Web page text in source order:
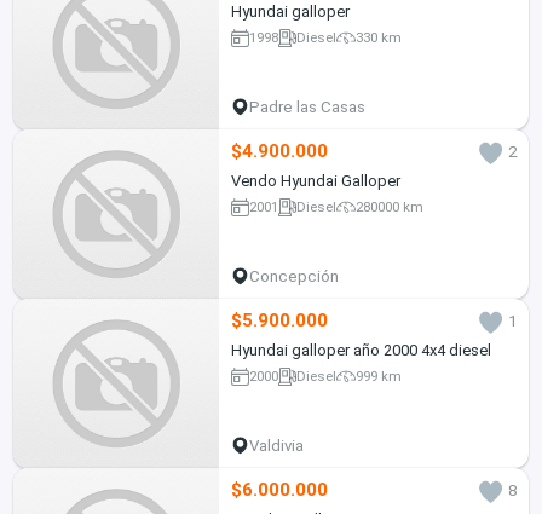
Hyundai galloper
1998 Diesel 330 km
Padre las Casas
$4.900.000
2
Vendo Hyundai Galloper
2001 Diesel 280000 km
Concepción
$5.900.000
1
Hyundai galloper año 2000 4x4 diesel
2000 Diesel 999 km
Valdivia
$6.000.000
8